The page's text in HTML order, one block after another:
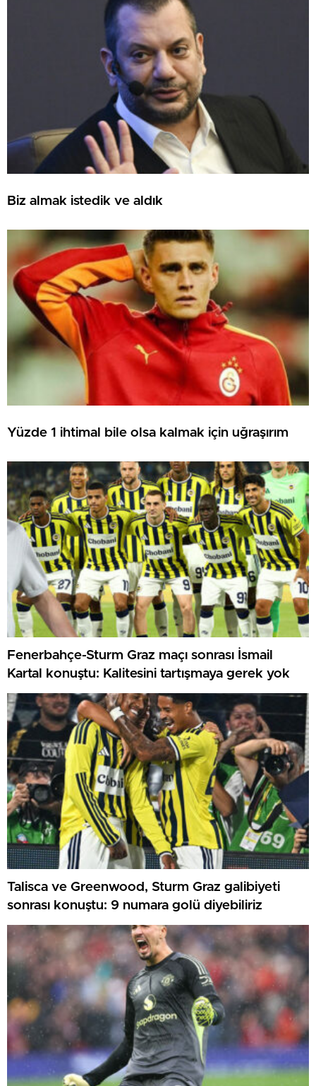
Biz almak istedik ve aldık
Yüzde 1 ihtimal bile olsa kalmak için uğraşırım
Fenerbahçe-Sturm Graz maçı sonrası İsmail
Kartal konuştu: Kalitesini tartışmaya gerek yok
Talisca ve Greenwood, Sturm Graz galibiyeti
sonrası konuştu: 9 numara golü diyebiliriz